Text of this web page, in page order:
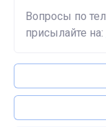
Вопросы по
присылайте на: